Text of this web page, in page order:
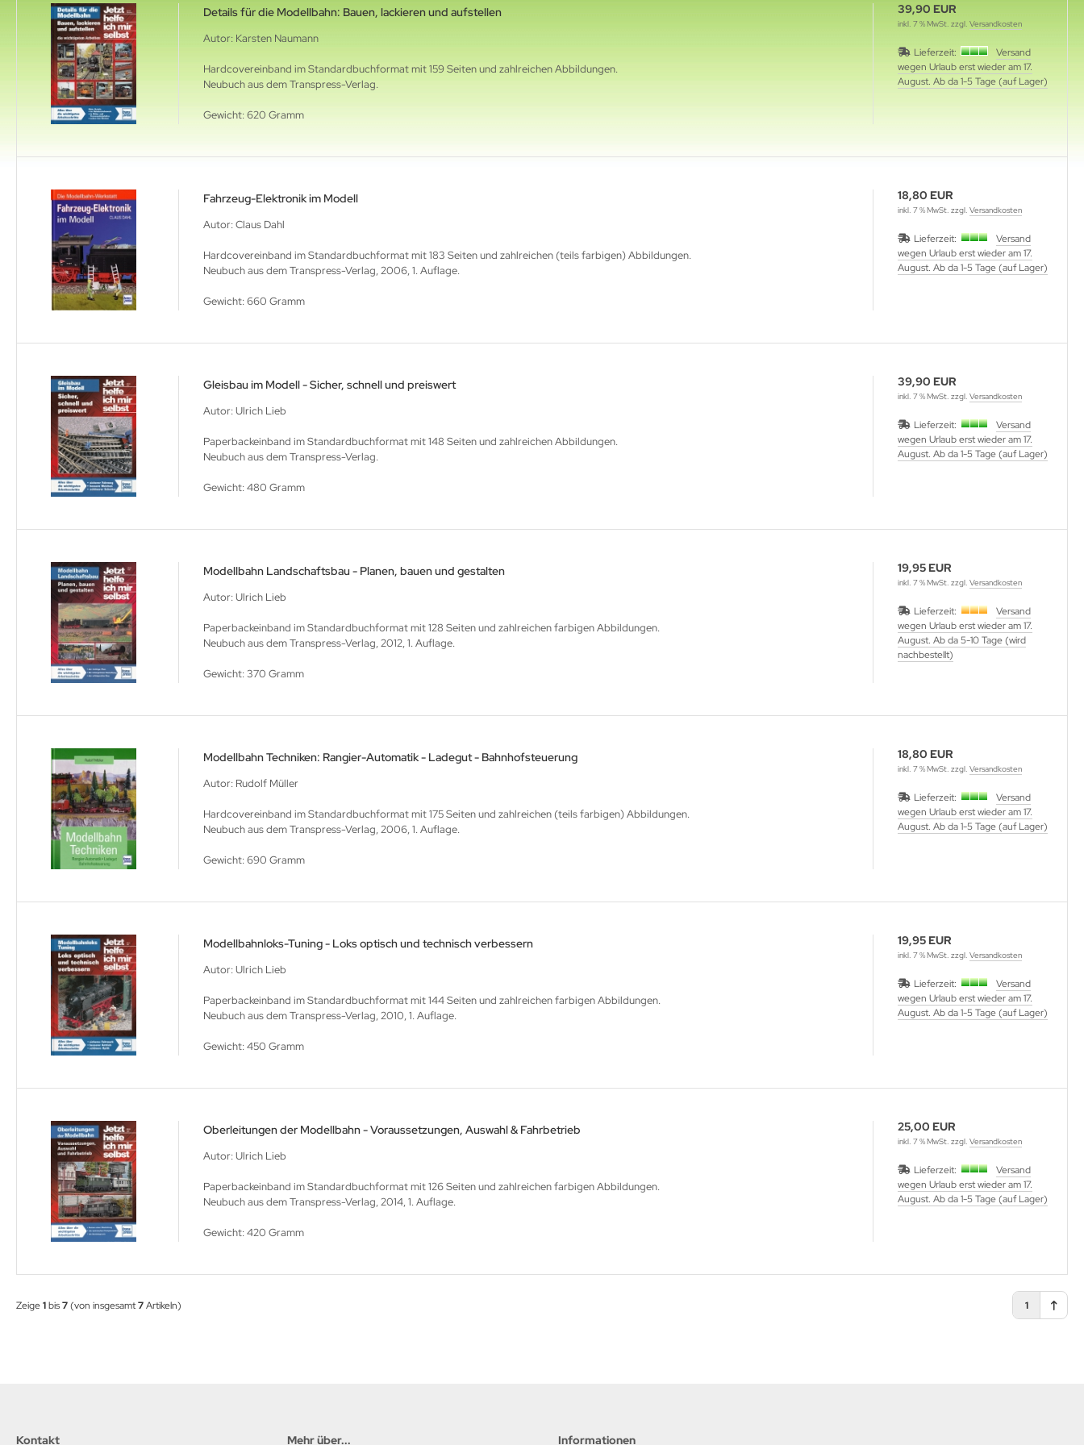
Details für die Modellbahn: Bauen, lackieren und aufstellen
Autor: Karsten Naumann
Hardcovereinband im Standardbuchformat mit 159 Seiten und zahlreichen Abbildungen.
Neubuch aus dem Transpress-Verlag.
Gewicht: 620 Gramm
39,90 EUR
inkl. 7 % MwSt. zzgl. Versandkosten
Lieferzeit:
Versand
wegen Urlaub erst wieder am 17.
August. Ab da 1-5 Tage (auf Lager)
Fahrzeug-Elektronik im Modell
Autor: Claus Dahl
Hardcovereinband im Standardbuchformat mit 183 Seiten und zahlreichen (teils farbigen) Abbildungen.
Neubuch aus dem Transpress-Verlag, 2006, 1. Auflage.
Gewicht: 660 Gramm
18,80 EUR
inkl. 7 % MwSt. zzgl. Versandkosten
Lieferzeit:
Versand
wegen Urlaub erst wieder am 17.
August. Ab da 1-5 Tage (auf Lager)
Gleisbau im Modell - Sicher, schnell und preiswert
Autor: Ulrich Lieb
Paperbackeinband im Standardbuchformat mit 148 Seiten und zahlreichen Abbildungen.
Neubuch aus dem Transpress-Verlag.
Gewicht: 480 Gramm
39,90 EUR
inkl. 7 % MwSt. zzgl. Versandkosten
Lieferzeit:
Versand
wegen Urlaub erst wieder am 17.
August. Ab da 1-5 Tage (auf Lager)
Modellbahn Landschaftsbau - Planen, bauen und gestalten
Autor: Ulrich Lieb
Paperbackeinband im Standardbuchformat mit 128 Seiten und zahlreichen farbigen Abbildungen.
Neubuch aus dem Transpress-Verlag, 2012, 1. Auflage.
Gewicht: 370 Gramm
19,95 EUR
inkl. 7 % MwSt. zzgl. Versandkosten
Lieferzeit:
Versand
wegen Urlaub erst wieder am 17.
August. Ab da 5-10 Tage (wird
nachbestellt)
Modellbahn Techniken: Rangier-Automatik - Ladegut - Bahnhofsteuerung
Autor: Rudolf Müller
Hardcovereinband im Standardbuchformat mit 175 Seiten und zahlreichen (teils farbigen) Abbildungen.
Neubuch aus dem Transpress-Verlag, 2006, 1. Auflage.
Gewicht: 690 Gramm
18,80 EUR
inkl. 7 % MwSt. zzgl. Versandkosten
Lieferzeit:
Versand
wegen Urlaub erst wieder am 17.
August. Ab da 1-5 Tage (auf Lager)
Modellbahnloks-Tuning - Loks optisch und technisch verbessern
Autor: Ulrich Lieb
Paperbackeinband im Standardbuchformat mit 144 Seiten und zahlreichen farbigen Abbildungen.
Neubuch aus dem Transpress-Verlag, 2010, 1. Auflage.
Gewicht: 450 Gramm
19,95 EUR
inkl. 7 % MwSt. zzgl. Versandkosten
Lieferzeit:
Versand
wegen Urlaub erst wieder am 17.
August. Ab da 1-5 Tage (auf Lager)
Oberleitungen der Modellbahn - Voraussetzungen, Auswahl & Fahrbetrieb
Autor: Ulrich Lieb
Paperbackeinband im Standardbuchformat mit 126 Seiten und zahlreichen farbigen Abbildungen.
Neubuch aus dem Transpress-Verlag, 2014, 1. Auflage.
Gewicht: 420 Gramm
25,00 EUR
inkl. 7 % MwSt. zzgl. Versandkosten
Lieferzeit:
Versand
wegen Urlaub erst wieder am 17.
August. Ab da 1-5 Tage (auf Lager)
Zeige1bis7(von insgesamt7Artikeln) 1
Kontakt Mehr über... Informationen